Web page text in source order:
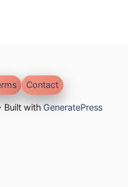
Built with GeneratePress
Contact